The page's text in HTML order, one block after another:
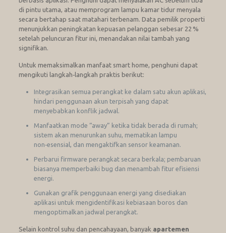
di pintu utama, atau memprogram lampu kamar tidur menyala
secara bertahap saat matahari terbenam. Data pemilik properti
menunjukkan peningkatan kepuasan pelanggan sebesar 22 %
setelah peluncuran fitur ini, menandakan nilai tambah yang
signifikan.
Untuk memaksimalkan manfaat smart home, penghuni dapat
mengikuti langkah‑langkah praktis berikut:
Integrasikan semua perangkat ke dalam satu akun aplikasi,
hindari penggunaan akun terpisah yang dapat
menyebabkan konflik jadwal.
Manfaatkan mode “away” ketika tidak berada di rumah;
sistem akan menurunkan suhu, mematikan lampu
non‑esensial, dan mengaktifkan sensor keamanan.
Perbarui firmware perangkat secara berkala; pembaruan
biasanya memperbaiki bug dan menambah fitur efisiensi
energi.
Gunakan grafik penggunaan energi yang disediakan
aplikasi untuk mengidentifikasi kebiasaan boros dan
mengoptimalkan jadwal perangkat.
Selain kontrol suhu dan pencahayaan, banyak apartemen